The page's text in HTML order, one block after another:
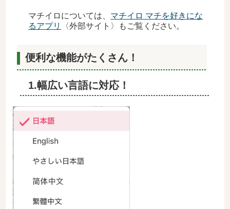
マチイロについては、 マチイロ マチを好きにな
るアプリ
〈外部サイト〉もご覧ください。
便利な機能がたくさん！
1.幅広い言語に対応！